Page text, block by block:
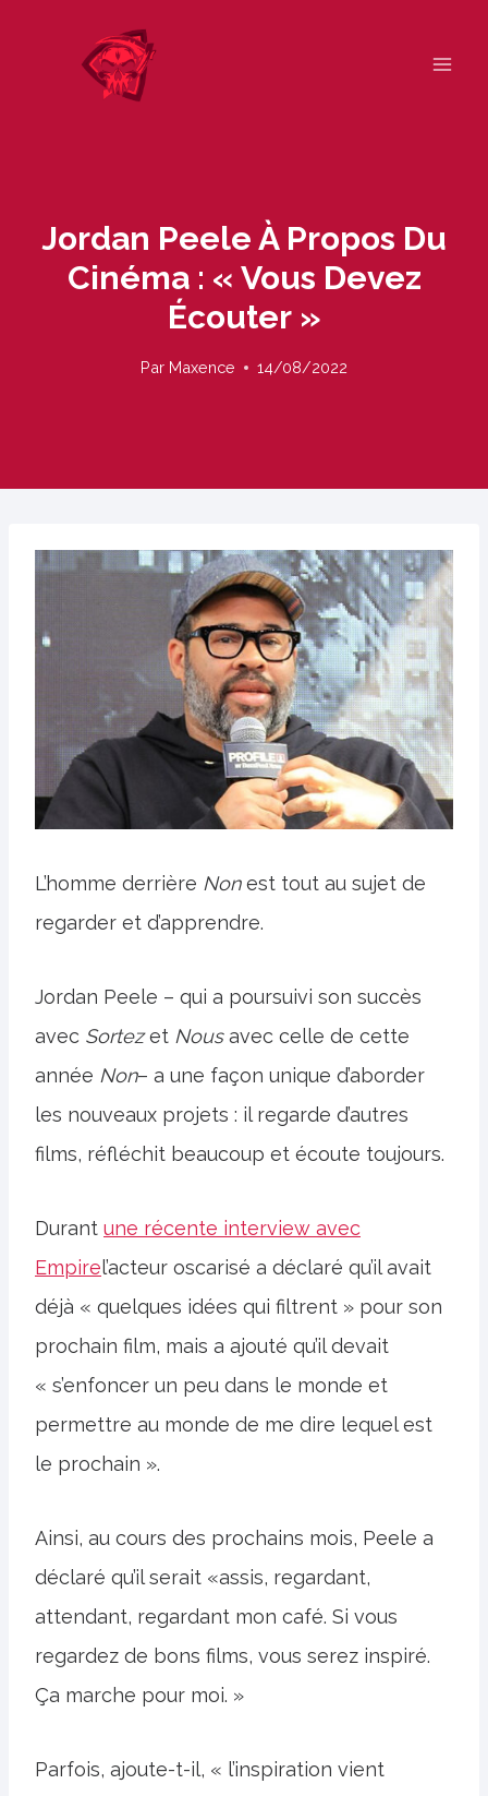
Jordan Peele À Propos Du
Cinéma : « Vous Devez
Écouter »
Par Maxence 14/08/2022
L’homme derrière Nonest tout au sujet de
regarder et d’apprendre.
Jordan Peele – qui a poursuivi son succès
avec Sortezet Nousavec celle de cette
année Non– a une façon unique d’aborder
les nouveaux projets : il regarde d’autres
films, réfléchit beaucoup et écoute toujours.
Durant une récente interview avec
Empirel’acteur oscarisé a déclaré qu’il avait
déjà « quelques idées qui filtrent » pour son
prochain film, mais a ajouté qu’il devait
« s’enfoncer un peu dans le monde et
permettre au monde de me dire lequel est
le prochain ».
Ainsi, au cours des prochains mois, Peele a
déclaré qu’il serait «assis, regardant,
attendant, regardant mon café. Si vous
regardez de bons films, vous serez inspiré.
Ça marche pour moi. »
Parfois, ajoute-t-il, « l’inspiration vient